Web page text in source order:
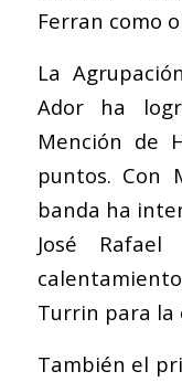
Ferran como
La
Ador ha
Mención de
puntos. Con
banda ha
José
Turrin para la
También el